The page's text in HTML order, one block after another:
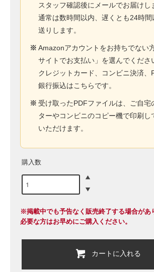
スタッフ確認後にメールでお届けし
通常は数時間以内、遅くとも24時間
送りします。
※ Amazonアカウントをお持ちでない
サイトでお支払い」を選んでくださ
クレジットカード、コンビニ決済、
銀行振込はこちらです。
※ 受け取ったPDFファイルは、ご自宅
ターやコンビニのコピー機で印刷し
いただけます。
購入数
※掲載中でも予告なく販売終了する場合があ
必要な方はお早めにご購入ください。
カートに入れる